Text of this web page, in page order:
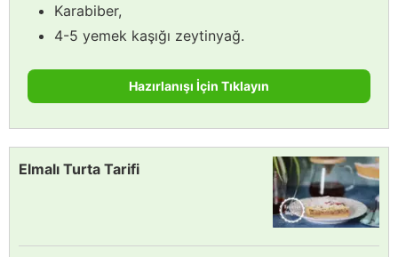
Karabiber,
4-5 yemek kaşığı zeytinyağ.
Hazırlanışı İçin Tıklayın
Elmalı Turta Tarifi